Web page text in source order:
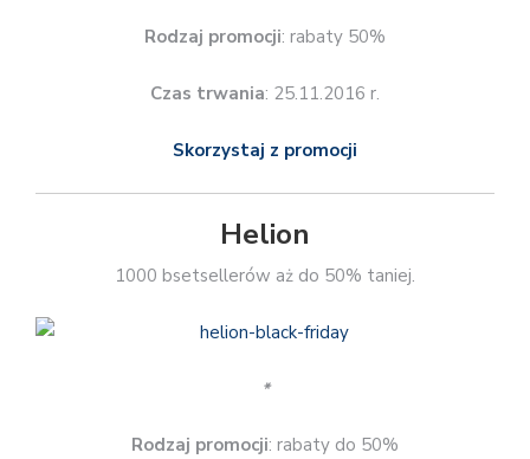
Rodzaj promocji: rabaty 50%
Czas trwania: 25.11.2016 r.
Skorzystaj z promocji
Helion
1000 bsetsellerów aż do 50% taniej.
*
Rodzaj promocji: rabaty do 50%